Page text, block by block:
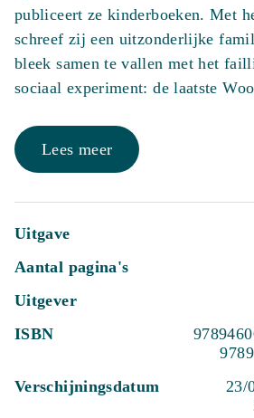
publiceert ze kinderboeken. Met
schreef zij een uitzonderlijke
bleek samen te vallen met het
sociaal experiment: de laatste
Lees meer
Uitgave
Aantal pagina's
Uitgever
ISBN
Verschijningsdatum
23/